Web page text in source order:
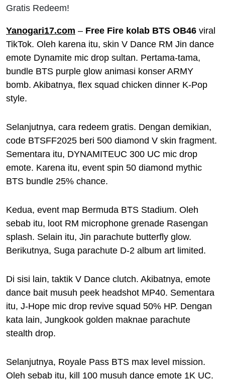
Gratis Redeem!
Yanogari17.com – Free Fire kolab BTS OB46 viral
TikTok. Oleh karena itu, skin V Dance RM Jin dance
emote Dynamite mic drop sultan. Pertama-tama,
bundle BTS purple glow animasi konser ARMY
bomb. Akibatnya, flex squad chicken dinner K-Pop
style.
Selanjutnya, cara redeem gratis. Dengan demikian,
code BTSFF2025 beri 500 diamond V skin fragment.
Sementara itu, DYNAMITEUC 300 UC mic drop
emote. Karena itu, event spin 50 diamond mythic
BTS bundle 25% chance.
Kedua, event map Bermuda BTS Stadium. Oleh
sebab itu, loot RM microphone grenade Rasengan
splash. Selain itu, Jin parachute butterfly glow.
Berikutnya, Suga parachute D-2 album art limited.
Di sisi lain, taktik V Dance clutch. Akibatnya, emote
dance bait musuh peek headshot MP40. Sementara
itu, J-Hope mic drop revive squad 50% HP. Dengan
kata lain, Jungkook golden maknae parachute
stealth drop.
Selanjutnya, Royale Pass BTS max level mission.
Oleh sebab itu, kill 100 musuh dance emote 1K UC.